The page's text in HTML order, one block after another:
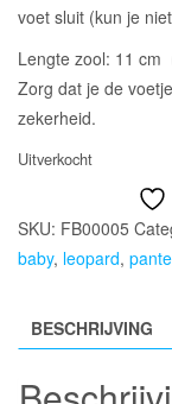
voet sluit (kun je
Lengte zool: 11 cm
Zorg dat je de
zekerheid.
Uitverkocht
SKU: FB00005
baby, leopard,
BESCHRIJVING